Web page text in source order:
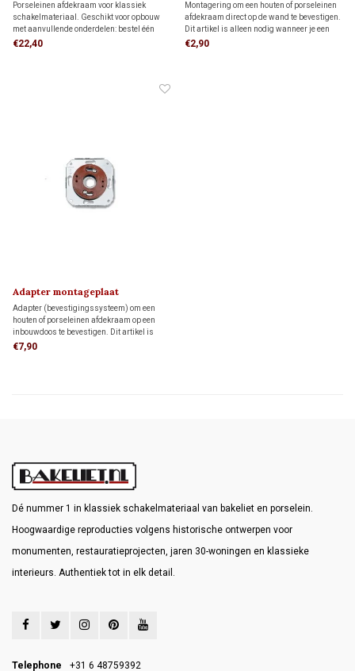
Porseleinen afdekraam voor klassiek
schakelmateriaal. Geschikt voor opbouw
met aanvullende onderdelen: bestel één
montagering voor directe wandmontage of
€22,40
Montagering om een houten of porseleinen
afdekraam direct op de wand te bevestigen.
Dit artikel is alleen nodig wanneer je een
FONTINI-afdekraam als montageplaat voor
€2,90
Adapter montageplaat
Adapter (bevestigingssysteem) om een
houten of porseleinen afdekraam op een
inbouwdoos te bevestigen. Dit artikel is
alleen nodig wanneer je een FONTINI-
€7,90
Dé nummer 1 in klassiek schakelmateriaal van bakeliet en porselein.
Hoogwaardige reproducties volgens historische ontwerpen voor
monumenten, restauratieprojecten, jaren 30-woningen en klassieke
interieurs. Authentiek tot in elk detail.
Telephone +31 6 48759392